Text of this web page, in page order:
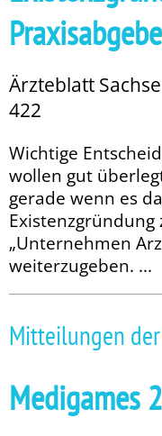
Ärzteblatt
422
Wichtige
wollen gut
gerade wenn es
„Unternehmen
weiterzugeben. ...
Mitteilungen der
Medigames